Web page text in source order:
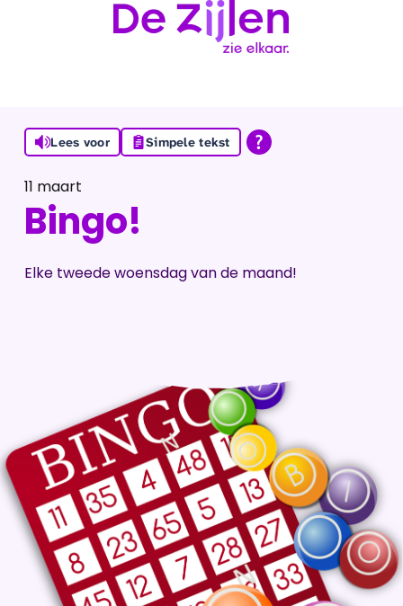
Lees voor Simpele tekst
11 maart
Bingo!
Elke tweede woensdag van de maand!